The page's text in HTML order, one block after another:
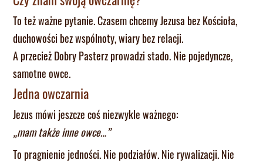
To też ważne pytanie. Czasem chcemy Jezusa bez Kościoła,
duchowości bez wspólnoty, wiary bez relacji.
A przecież Dobry Pasterz prowadzi stado. Nie pojedyncze,
samotne owce.
Jedna owczarnia
Jezus mówi jeszcze coś niezwykle ważnego:
„mam także inne owce…”
To pragnienie jedności. Nie podziałów. Nie rywalizacji. Nie